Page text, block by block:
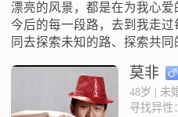
漂亮的风景，都是在为我心爱
今后的每一段路，去到我走
同去探索未知的路、探索共同
莫非
48岁 | 未
寻找异性：